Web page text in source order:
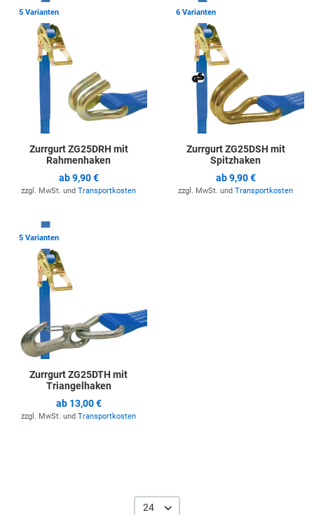
5 Varianten Zur Merkliste hinzufügen
Zurrgurt ZG25DRH mit
Rahmenhaken
ab9,90 €
zzgl. MwSt. und Transportkosten
6 Varianten
Zurrgurt ZG25DSH mit
Spitzhaken
ab9,90 €
zzgl. MwSt. und Transportkosten
5 Varianten
Zurrgurt ZG25DTH mit
Triangelhaken
ab 13,00 €
zzgl. MwSt. und Transportkosten
24